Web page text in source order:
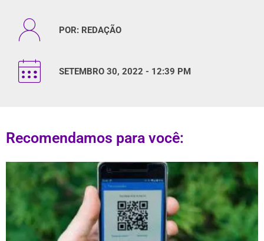
POR: REDAÇÃO
SETEMBRO 30, 2022 - 12:39 PM
Recomendamos para você: